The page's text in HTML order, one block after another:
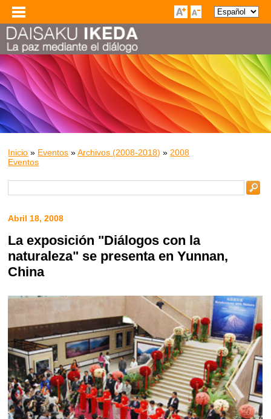
Inicio » Eventos »Archivos (2008-2018) » 2008
Eventos
Abril 18, 2008
La exposición "Diálogos con la
naturaleza" se presenta en Yunnan,
China